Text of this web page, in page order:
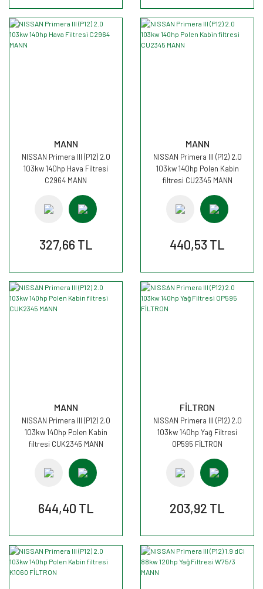
MANN
NISSAN Primera III (P12) 2.0
103kw 140hp Hava Filtresi
C2964 MANN
327,66 TL
MANN
NISSAN Primera III (P12) 2.0
103kw 140hp Polen Kabin
filtresi CU2345 MANN
440,53 TL
MANN
NISSAN Primera III (P12) 2.0
103kw 140hp Polen Kabin
filtresi CUK2345 MANN
644,40 TL
FİLTRON
NISSAN Primera III (P12) 2.0
103kw 140hp Yağ Filtresi
OP595 FİLTRON
203,92 TL